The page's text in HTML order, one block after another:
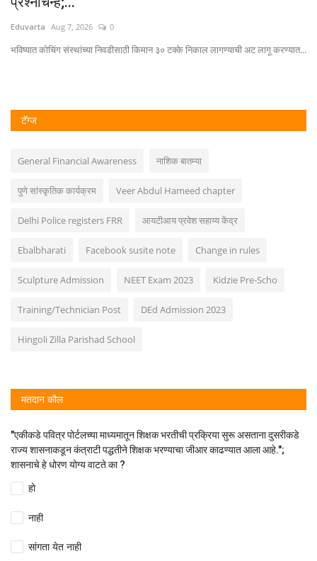
Eduvarta Aug 7, 2026 0
भविष्यात कोचिंग संस्थांच्या निवडीसाठी किमान ३० टक्के निकाल लागण्याची अट लागू करण्यात...
टॅग्ज
General Financial Awareness नाशिक बातम्या
पुणे सांस्कृतिक कार्यक्रम Veer Abdul Hameed chapter
Delhi Police registers FRR आयटीआय प्रवेश सहाय्य केंद्र
Ebalbharati Facebook susite note Change in rules
Sculpture Admission NEET Exam 2023 Kidzie Pre-Scho
Training/Technician Post DEd Admission 2023
Hingoli Zilla Parishad School
मतदान कौल
"एकीकडे पवित्र पोर्टलच्या माध्यमातून शिक्षक भरतीची प्रक्रिया सुरू असताना दुसरीकडे
राज्य शासनाकडून कंत्राटी पद्धतीने शिक्षक भरण्याचा जीआर काढण्यात आला आहे.";
शासनाचे हे धोरण योग्य वाटते का ?
हो
नाही
सांगता येत नाही